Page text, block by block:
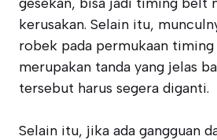
kerusakan. Selain itu,
robek pada permukaan
merupakan tanda yang jelas
tersebut harus segera diganti.
Selain itu, jika ada gangguan